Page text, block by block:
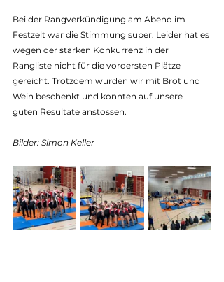
Bei der Rangverkündigung am Abend im
Festzelt war die Stimmung super. Leider hat es
wegen der starken Konkurrenz in der
Rangliste nicht für die vordersten Plätze
gereicht. Trotzdem wurden wir mit Brot und
Wein beschenkt und konnten auf unsere
guten Resultate anstossen.
Bilder: Simon Keller